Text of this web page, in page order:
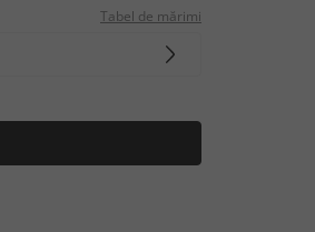
Tabel de mărimi